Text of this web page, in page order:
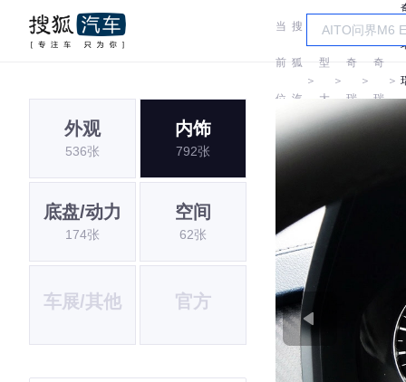
当
前
位
置:
搜
狐
汽
车
＞
车
型
大
全
＞
奇
瑞
＞
奇
瑞
＞
外观
536张
内饰
792张
底盘/动力
174张
空间
62张
车展/其他 官方